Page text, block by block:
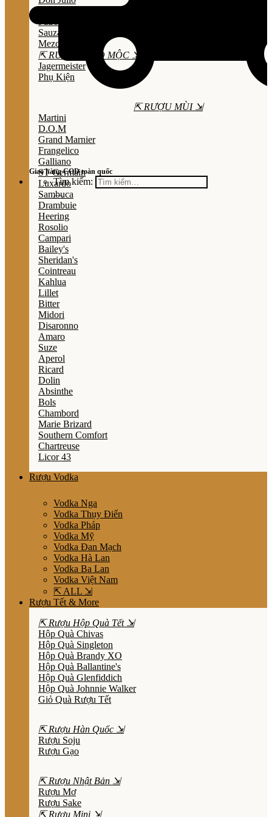
Giao hàng COD toàn quốc
Tìm kiếm:
Sauza
Mezcal
⇱ RƯỢU THẢO MỘC ⇲
Jagermeister
Phụ Kiện
⇱ RƯỢU MÙI ⇲
Martini
D.O.M
Grand Marnier
Frangelico
Galliano
ST Germain
Luxardo
Sambuca
Drambuie
Heering
Rosolio
Campari
Bailey's
Sheridan's
Cointreau
Kahlua
Lillet
Bitter
Midori
Disaronno
Amaro
Suze
Aperol
Ricard
Dolin
Absinthe
Bols
Chambord
Marie Brizard
Southern Comfort
Chartreuse
Licor 43
Rượu Vodka
Vodka Nga
Vodka Thụy Điển
Vodka Pháp
Vodka Mỹ
Vodka Đan Mạch
Vodka Hà Lan
Vodka Ba Lan
Vodka Việt Nam
⇱ ALL ⇲
Rượu Tết & More
⇱ Rượu Hộp Quà Tết ⇲
Hộp Quà Chivas
Hộp Quà Singleton
Hộp Quà Brandy XO
Hộp Quà Ballantine's
Hộp Quà Glenfiddich
Hộp Quà Johnnie Walker
Giỏ Quà Rượu Tết
⇱ Rượu Hàn Quốc ⇲
Rượu Soju
Rượu Gạo
⇱ Rượu Nhật Bản ⇲
Rượu Mơ
Rượu Sake
⇱ Rượu Mini ⇲